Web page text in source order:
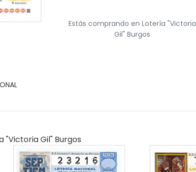
Estás comprando en Lotería "victoria
Gil" Burgos
"victoria Gil" Burgos